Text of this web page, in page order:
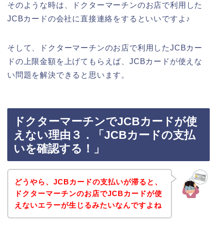
そのような時は、ドクターマーチンのお店で利用した
JCBカードの会社に直接連絡をするといいですよ♪
そして、ドクターマーチンのお店で利用したJCBカー
ドの上限金額を上げてもらえば、JCBカードが使えな
い問題を解決できると思います。
ドクターマーチンでJCBカードが使
えない理由３．「JCBカードの支払
いを確認する！」
どうやら、JCBカードの支払いが滞ると、
ドクターマーチンのお店でJCBカードが使
えないエラーが生じるみたいなんですよね